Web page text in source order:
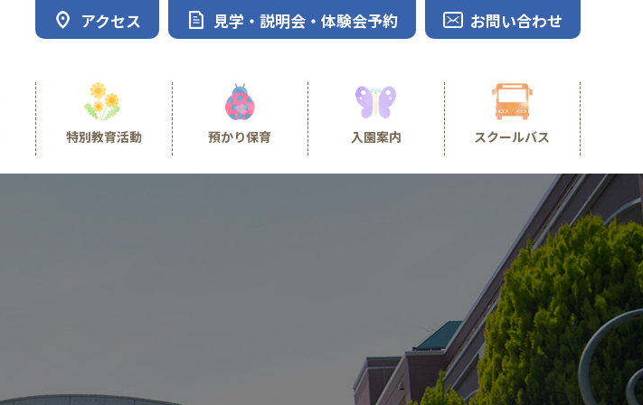
アクセス 見学・説明会・体験会予約 お問い合わせ
特別教育活動 預かり保育 入園案内 スクールバス